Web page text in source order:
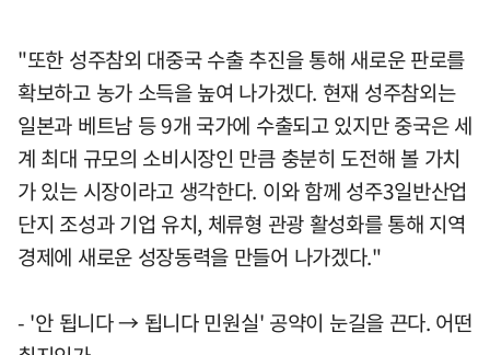
"또한 성주참외 대중국 수출 추진을 통해 새로운 판로를
확보하고 농가 소득을 높여 나가겠다. 현재 성주참외는
일본과 베트남 등 9개 국가에 수출되고 있지만 중국은 세
계 최대 규모의 소비시장인 만큼 충분히 도전해 볼 가치
가 있는 시장이라고 생각한다. 이와 함께 성주3일반산업
단지 조성과 기업 유치, 체류형 관광 활성화를 통해 지역
경제에 새로운 성장동력을 만들어 나가겠다."
- '안 됩니다 → 됩니다 민원실' 공약이 눈길을 끈다. 어떤